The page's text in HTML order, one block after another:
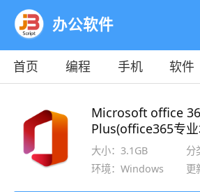
办公软件
首页 编程 手机 软件
Microsoft office
Plus(office365专
Build 18925 x64
大小：3.1GB 分
环境：Windows
更